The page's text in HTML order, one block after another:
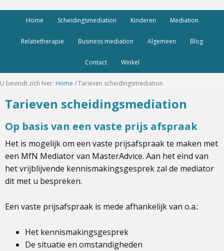
Home Scheidingsmediation Kinderen Mediation
Relatietherapie Business mediation Algemeen Blog
Contact Winkel
U bevindt zich hier: Home /Tarieven scheidingsmediation
Tarieven scheidingsmediation
Op basis van een vaste prijs afspraak
Het is mogelijk om een vaste prijsafspraak te maken met
een MfN Mediator van MasterAdvice. Aan het eind van
het vrijblijvende kennismakingsgesprek zal de mediator
dit met u bespreken.
Een vaste prijsafspraak is mede afhankelijk van o.a.:
Het kennismakingsgesprek
De situatie en omstandigheden